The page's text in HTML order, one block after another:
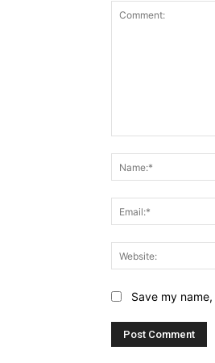
Save my